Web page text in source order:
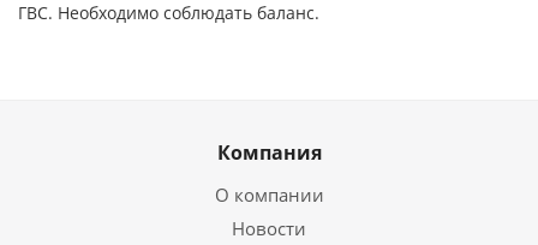
ГВС. Необходимо соблюдать баланс.
Компания
О компании
Новости